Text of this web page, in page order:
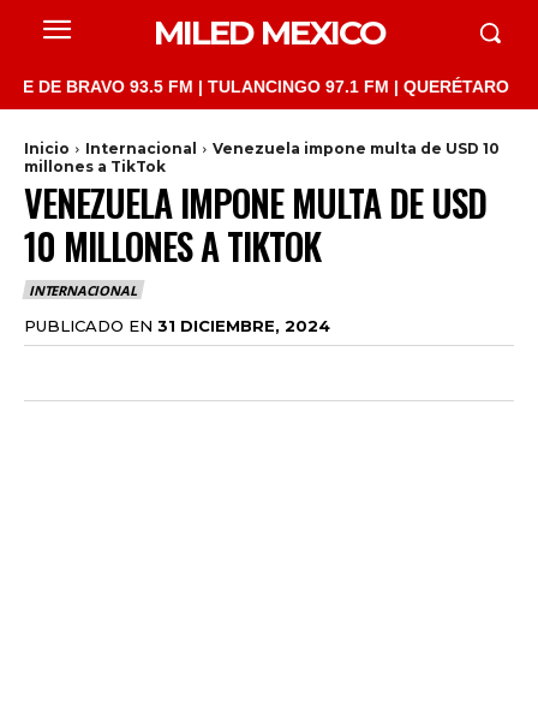
MILED MEXICO
93.5 FM | TULANCINGO 97.1 FM | QUERÉTARO 103.1
Inicio Internacional
Venezuela impone multa de USD 10
millones a TikTok
VENEZUELA IMPONE MULTA DE USD
10 MILLONES A TIKTOK
INTERNACIONAL
PUBLICADO EN 31 DICIEMBRE, 2024